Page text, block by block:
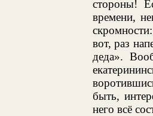
стороны!
времени,
вот, раз
деда».
быть,
него всё